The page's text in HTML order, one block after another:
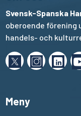
Svensk-Spanska
oberoende
handels- och
Meny